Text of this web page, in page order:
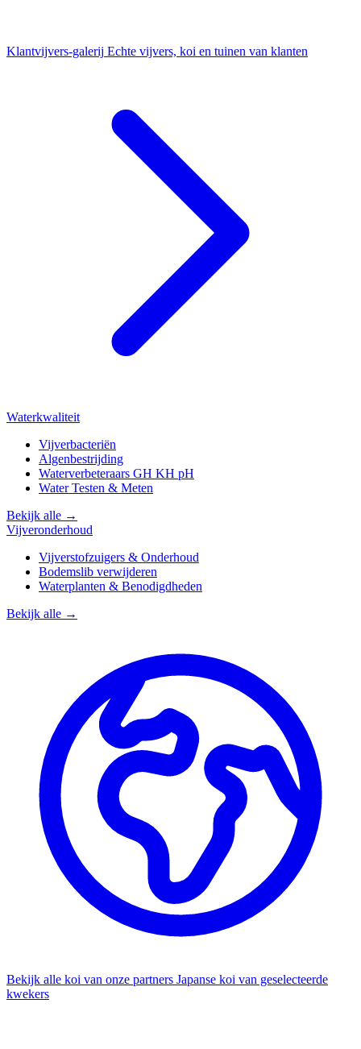
Klantvijvers-galerij Echte vijvers, koi en tuinen van klanten
Waterkwaliteit
Vijverbacteriën
Algenbestrijding
Waterverbeteraars GH KH pH
Water Testen & Meten
Bekijk alle →
Vijveronderhoud
Vijverstofzuigers & Onderhoud
Bodemslib verwijderen
Waterplanten & Benodigdheden
Bekijk alle →
Bekijk alle koi van onze partners Japanse koi van geselecteerde
kwekers